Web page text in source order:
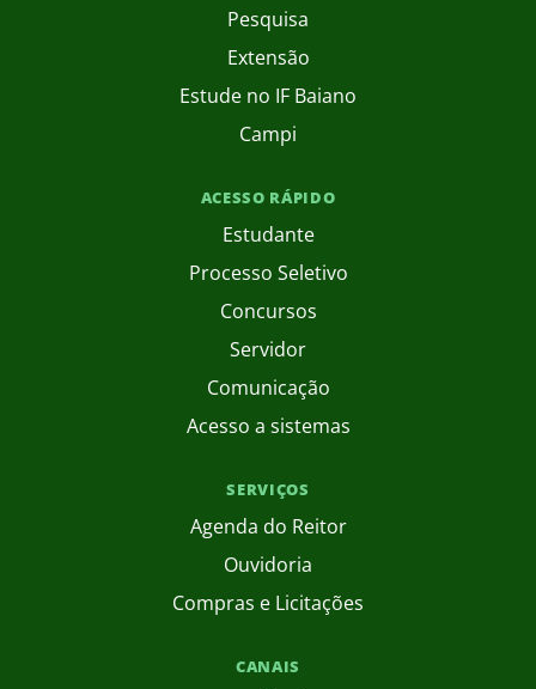
Pesquisa
Extensão
Estude no IF Baiano
Campi
ACESSO RÁPIDO
Estudante
Processo Seletivo
Concursos
Servidor
Comunicação
Acesso a sistemas
SERVIÇOS
Agenda do Reitor
Ouvidoria
Compras e Licitações
CANAIS